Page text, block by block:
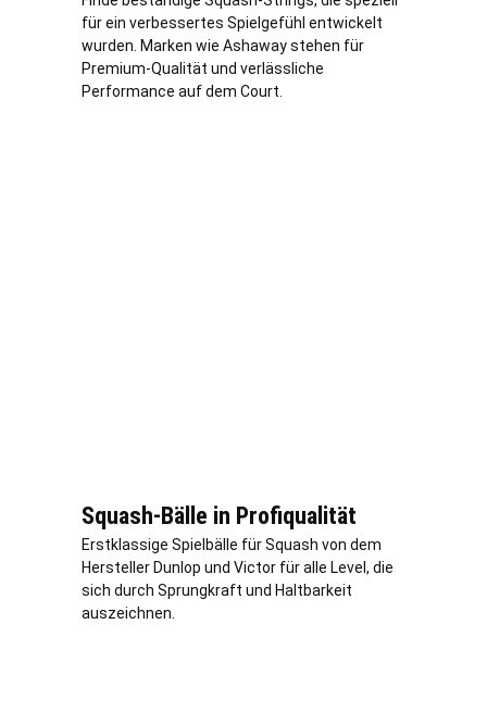
für ein verbessertes Spielgefühl entwickelt
wurden. Marken wie Ashaway stehen für
Premium-Qualität und verlässliche
Performance auf dem Court.
Squash-Bälle in Profiqualität
Erstklassige Spielbälle für Squash von dem
Hersteller Dunlop und Victor für alle Level, die
sich durch Sprungkraft und Haltbarkeit
auszeichnen.